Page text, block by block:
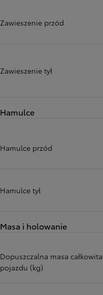
Zawieszenie przód
Zawieszenie tył
Hamulce
Hamulce przód
Hamulce tył
Masa i holowanie
Dopuszczalna masa całkowita
pojazdu (kg)